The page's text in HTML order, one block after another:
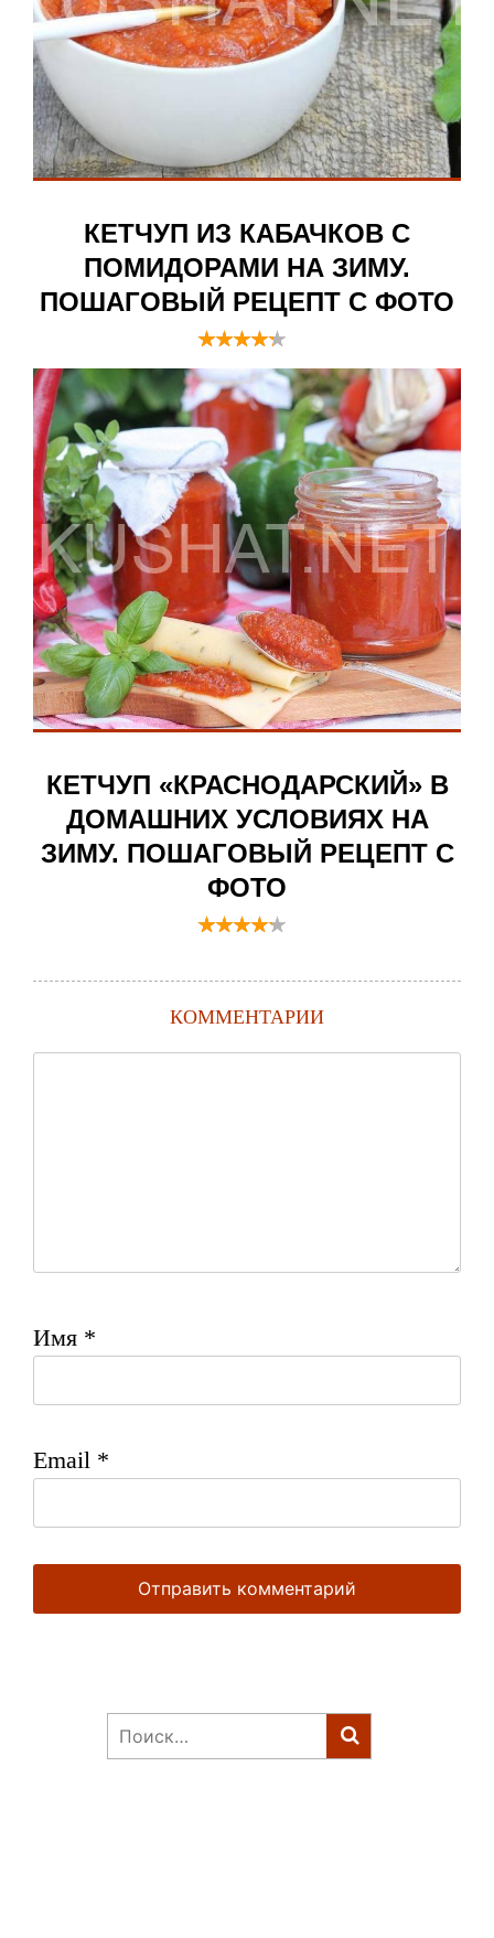
КЕТЧУП ИЗ КАБАЧКОВ С
ПОМИДОРАМИ НА ЗИМУ.
ПОШАГОВЫЙ РЕЦЕПТ С ФОТО
КЕТЧУП «КРАСНОДАРСКИЙ» В
ДОМАШНИХ УСЛОВИЯХ НА
ЗИМУ. ПОШАГОВЫЙ РЕЦЕПТ С
ФОТО
КОММЕНТАРИИ
Имя *
Email *
Найти: